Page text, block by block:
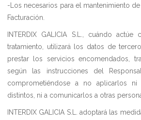
-Los necesarios para el mantenimiento de
Facturación.
INTERDIX GALICIA S.L., cuándo
tratamiento, utilizará los datos de
prestar los servicios encomendados,
según las instrucciones del
comprometiéndose a no aplicarlos ni
distintos, ni a comunicarlos a otras
INTERDIX GALICIA S.L. adoptará las